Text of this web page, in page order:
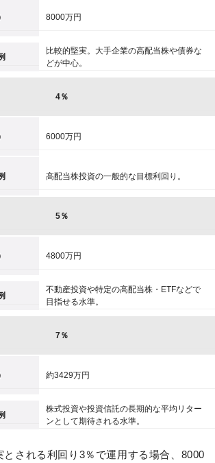
8000万円
比較的堅実。大手企業の高配当株や債券な
どが中心。
4％
6000万円
高配当株投資の一般的な目標利回り。
5％
4800万円
不動産投資や特定の高配当株・ETFなどで
目指せる水準。
7％
約3429万円
株式投資や投資信託の長期的な平均リター
ンとして期待される水準。
とされる利回り3％で運用する場合、8000